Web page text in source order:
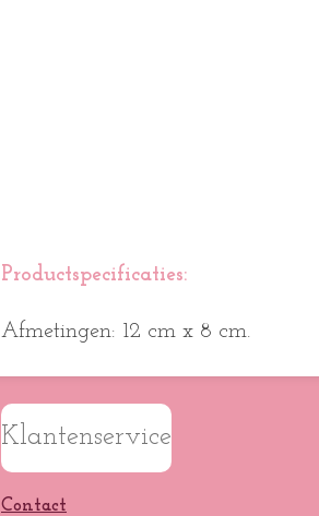
Productspecificaties:
Afmetingen: 12 cm x 8 cm.
Klantenservice
Contact